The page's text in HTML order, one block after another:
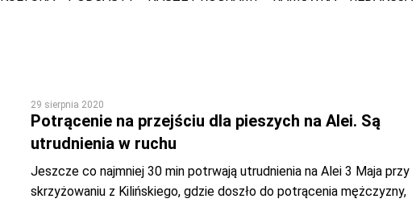
29 sierpnia 2020
Potrącenie na przejściu dla pieszych na Alei. Są
utrudnienia w ruchu
Jeszcze co najmniej 30 min potrwają utrudnienia na Alei 3 Maja przy
skrzyżowaniu z Kilińskiego, gdzie doszło do potrącenia mężczyzny,